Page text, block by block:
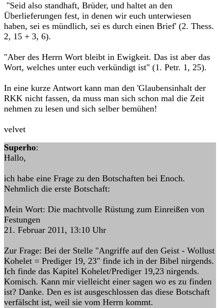
"Seid also standhaft, Brüder, und haltet an den
Überlieferungen fest, in denen wir euch unterwiesen
haben, sei es mündlich, sei es durch einen Brief' (2. Thess.
2, 15 + 3, 6).
"Aber des Herrn Wort bleibt in Ewigkeit. Das ist aber das
Wort, welches unter euch verkündigt ist" (1. Petr. 1, 25).
In eine kurze Antwort kann man den 'Glaubensinhalt der
RKK nicht fassen, da muss man sich schon mal die Zeit
nehmen zu lesen und sich selber bemühen!
velvet
Superho:
Hallo,
ich habe eine Frage zu den Botschaften bei Enoch.
Nehmlich die erste Botschaft:
Mein Wort: Die machtvolle Rüstung zum Einreißen von
Festungen
21. Februar 2011, 13:10 Uhr
Zur Frage: Bei der Stelle "Angriffe auf den Geist - Wollust
Kohelet = Prediger 19, 23" finde ich in der Bibel nirgends.
Ich finde das Kapitel Kohelet/Prediger 19,23 nirgends.
Komisch. Kann mir vielleicht einer sagen wo es zu finden
ist? Danke. Den es ist ausgeschlossen das diese Botschaft
verfälscht ist, weil sie vom Herrn kommt.